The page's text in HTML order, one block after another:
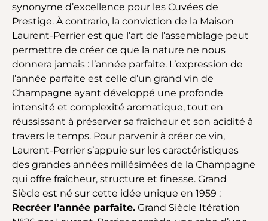
synonyme d’excellence pour les Cuvées de
Prestige. À contrario, la conviction de la Maison
Laurent-Perrier est que l’art de l’assemblage peut
permettre de créer ce que la nature ne nous
donnera jamais : l’année parfaite. L’expression de
l’année parfaite est celle d’un grand vin de
Champagne ayant développé une profonde
intensité et complexité aromatique, tout en
réussissant à préserver sa fraîcheur et son acidité à
travers le temps. Pour parvenir à créer ce vin,
Laurent-Perrier s’appuie sur les caractéristiques
des grandes années millésimées de la Champagne
qui offre fraîcheur, structure et finesse. Grand
Siècle est né sur cette idée unique en 1959 :
Recréer l’année parfaite. Grand Siècle Itération